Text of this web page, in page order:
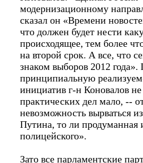
модернизационному
сказал он «Времени
что должен будет нести
происходящее, тем более
на второй срок. А все, что
знаком выборов 2012
принципиальную
инициатив г-н Коновалов
практических дел мало, --
невозможность вырваться
Путина, то ли продуманная
полицейского».
Зато все парламентские